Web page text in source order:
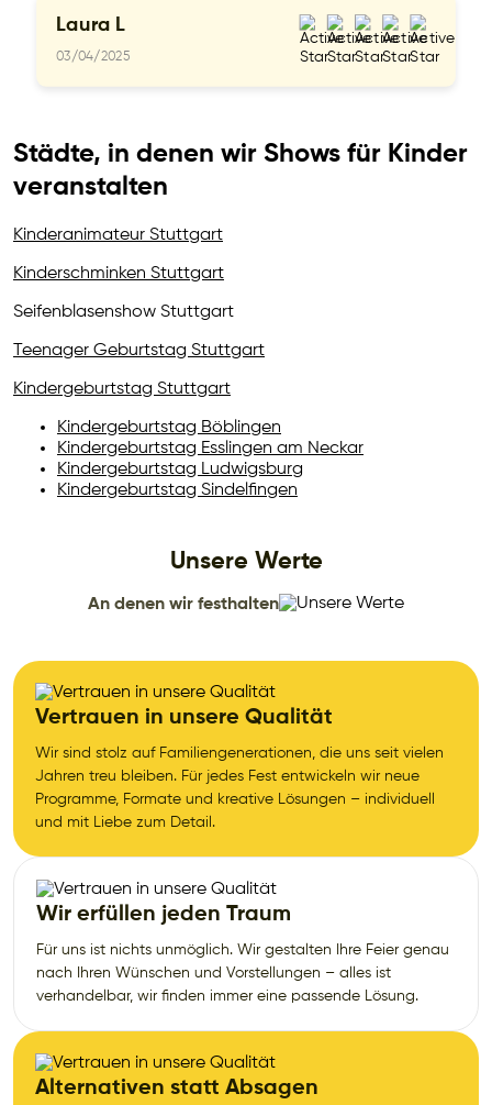
Laura L
03/04/2025
Städte, in denen wir Shows für Kinder
veranstalten
Kinderanimateur Stuttgart
Kinderschminken Stuttgart
Seifenblasenshow Stuttgart
Teenager Geburtstag Stuttgart
Kindergeburtstag Stuttgart
Kindergeburtstag Böblingen
Kindergeburtstag Esslingen am Neckar
Kindergeburtstag Ludwigsburg
Kindergeburtstag Sindelfingen
Unsere Werte
An denen wir festhalten
Vertrauen in unsere Qualität
Wir sind stolz auf Familiengenerationen, die uns seit vielen
Jahren treu bleiben. Für jedes Fest entwickeln wir neue
Programme, Formate und kreative Lösungen – individuell
und mit Liebe zum Detail.
Wir erfüllen jeden Traum
Für uns ist nichts unmöglich. Wir gestalten Ihre Feier genau
nach Ihren Wünschen und Vorstellungen – alles ist
verhandelbar, wir finden immer eine passende Lösung.
Alternativen statt Absagen